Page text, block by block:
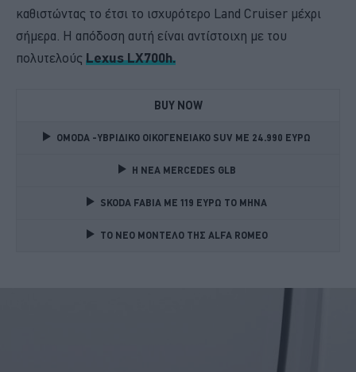
καθιστώντας το έτσι το ισχυρότερο Land Cruiser μέχρι
σήμερα. Η απόδοση αυτή είναι αντίστοιχη με του
πολυτελούς Lexus LX700h.
BUY NOW
OMODA -ΥΒΡΙΔΙΚΟ ΟΙΚΟΓΕΝΕΙΑΚΟ SUV ME 24.990 ΕΥΡΩ
Η ΝΕΑ MERCEDES GLB
SKODA FABIA ME 119 ΕΥΡΩ ΤΟ ΜΗΝΑ
TO NEO MONTΕΛΟ ΤΗΣ ALFA ROMEO